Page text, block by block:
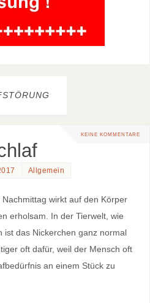
KEINE KOMMENTARE
Allgemein
wirkt auf den Körper
erholsam. In der Tierwelt, wie
ist das Nickerchen ganz normal
oft dafür, weil der Mensch oft
an einem Stück zu